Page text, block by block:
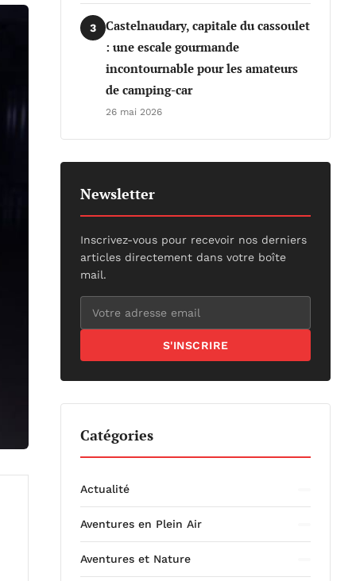
3
Castelnaudary, capitale du cassoulet
: une escale gourmande
incontournable pour les amateurs
de camping-car
26 mai 2026
Newsletter
Inscrivez-vous pour recevoir nos derniers
articles directement dans votre boîte
mail.
S'INSCRIRE
Catégories
Actualité
Aventures en Plein Air
Aventures et Nature